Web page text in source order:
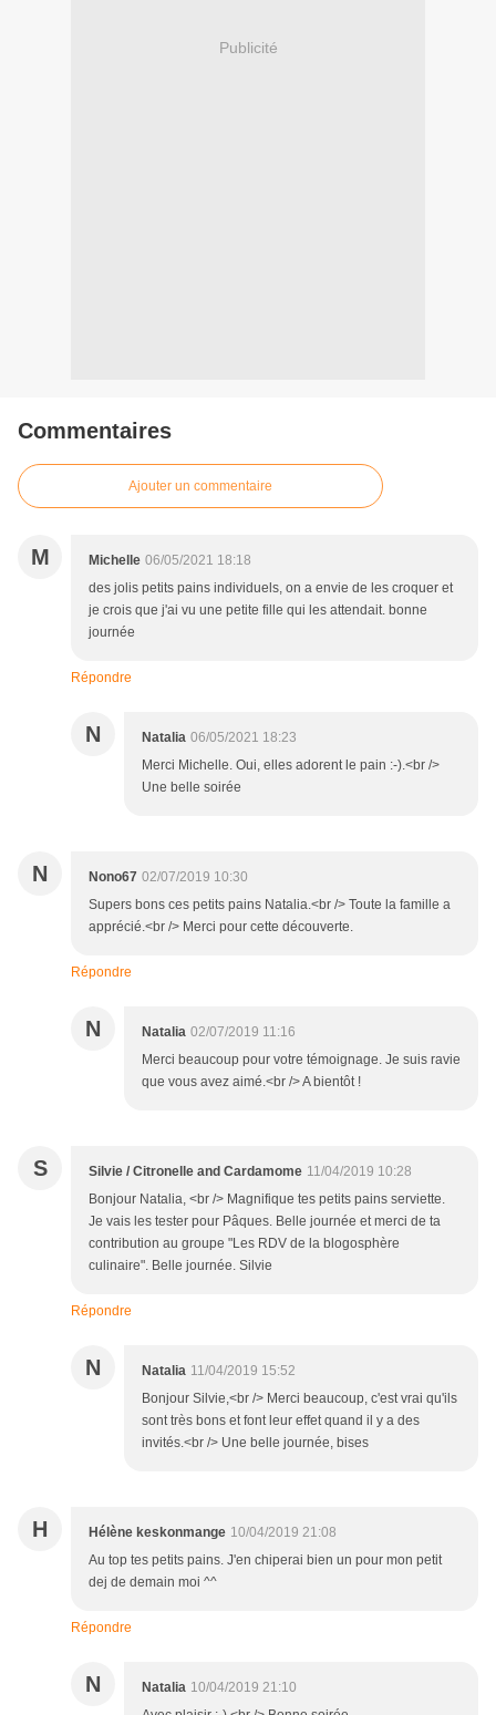
Publicité
Commentaires
Ajouter un commentaire
M Michelle 06/05/2021 18:18
des jolis petits pains individuels, on a envie de les croquer et
je crois que j'ai vu une petite fille qui les attendait. bonne
journée
Répondre
N Natalia 06/05/2021 18:23
Merci Michelle. Oui, elles adorent le pain :-).<br />
Une belle soirée
N Nono67 02/07/2019 10:30
Supers bons ces petits pains Natalia.<br /> Toute la famille a
apprécié.<br /> Merci pour cette découverte.
Répondre
N Natalia 02/07/2019 11:16
Merci beaucoup pour votre témoignage. Je suis ravie
que vous avez aimé.<br /> A bientôt !
S Silvie / Citronelle and Cardamome 11/04/2019 10:28
Bonjour Natalia, <br /> Magnifique tes petits pains serviette.
Je vais les tester pour Pâques. Belle journée et merci de ta
contribution au groupe "Les RDV de la blogosphère
culinaire". Belle journée. Silvie
Répondre
N Natalia 11/04/2019 15:52
Bonjour Silvie,<br /> Merci beaucoup, c'est vrai qu'ils
sont très bons et font leur effet quand il y a des
invités.<br /> Une belle journée, bises
H Hélène keskonmange 10/04/2019 21:08
Au top tes petits pains. J'en chiperai bien un pour mon petit
dej de demain moi ^^
Répondre
N Natalia 10/04/2019 21:10